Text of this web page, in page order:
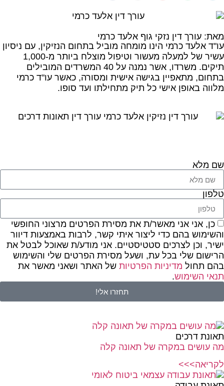
מאת: עורך דין נזקי גוף אלעד כרמי
עו"ד אלעד כרמי הינו מומחה מוביל בתחום הנזיקין, עם ניסיון
עשיר של למעלה מעשור וטיפול מוצלח ביותר מ-1,000
תיקים. משרדו, אשר נמנה על 40 המשרדים המובילים
בתחום, מתאפיין בגישה אישית ומסורה, כאשר עו"ד כרמי
מלווה באופן אישי כל תיק מתחילתו ועד סופו.
שם מלא
טלפון
כן, אני אני מאשר/ת את מסירת הפרטים מרצוני החופשי
והשימוש בהם כדי ליצור איתי קשר, לרבות באמצעות דיוור
ישיר, וכן לצרכים סטטיסטיים. אני מודע/ת שאוכל לבטל את
הרישום שלי בכל עת, ושעל מסירת הפרטים שלי והשימוש
בהם תחול מדיניות הפרטיות של האתר ושאני מאשר את
תנאי השימוש.
תחזרו אלי!
תאונת דרכים
מה עושים במקרה של תאונה קלה
לקריאה>>>